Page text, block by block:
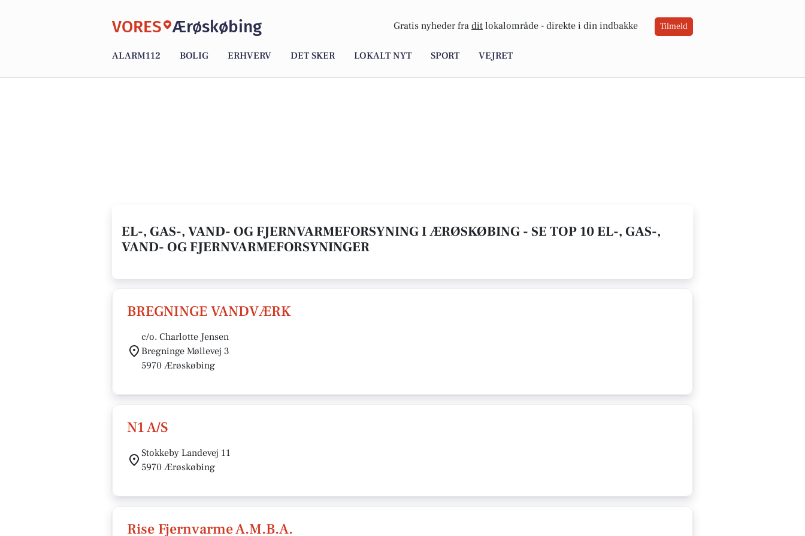
VORES Ærøskøbing Gratis nyheder fra dit lokalområde - direkte i din indbakke Tilmeld
ALARM112 BOLIG ERHVERV DET SKER LOKALT NYT SPORT VEJRET
EL-, GAS-, VAND- OG FJERNVARMEFORSYNING I ÆRØSKØBING - SE TOP 10 EL-, GAS-,
VAND- OG FJERNVARMEFORSYNINGER
BREGNINGE VANDVÆRK
c/o. Charlotte Jensen
Bregninge Møllevej 3
5970 Ærøskøbing
N1 A/S
Stokkeby Landevej 11
5970 Ærøskøbing
Rise Fjernvarme A.M.B.A.